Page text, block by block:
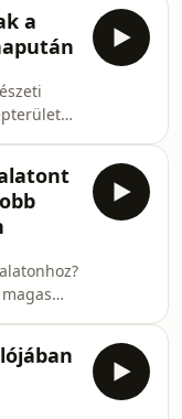
p
sokat
a
a
a
városi
–